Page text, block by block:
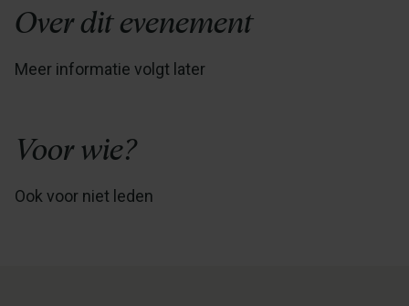
Over dit evenement
Meer informatie volgt later
Voor wie?
Ook voor niet leden